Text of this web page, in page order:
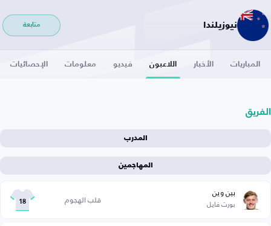
نيوزيلندا متابعة
المباريات الأخبار اللاعبون فيديو معلومات الإحصائيات
الفريق
المدرب
المهاجمين
بين وين
بورت فايل قلب الهجوم 18